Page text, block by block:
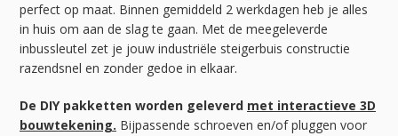
perfect op maat. Binnen gemiddeld 2 werkdagen heb je alles
in huis om aan de slag te gaan. Met de meegeleverde
inbussleutel zet je jouw industriële steigerbuis constructie
razendsnel en zonder gedoe in elkaar.
De DIY pakketten worden geleverd met interactieve 3D
bouwtekening. Bijpassende schroeven en/of pluggen voor